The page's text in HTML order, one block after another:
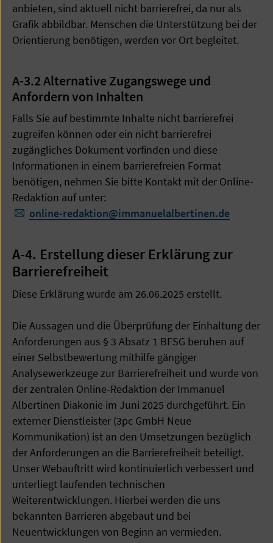
anbieten, sind aktuell nicht barrierefrei, da nur als
Grafik abbildbar. Menschen die Unterstützung bei der
Orientierung benötigen, werden vor Ort begleitet.
A-3.2 Alternative Zugangswege und
Anfordern von Inhalten
Falls Sie auf bestimmte Inhalte nicht barrierefrei
zugreifen können oder ein nicht barrierefrei
zugängliches Dokument vorfinden und diese
Informationen in einem barrierefreien Format
benötigen, nehmen Sie bitte Kontakt mit der Online-
Redaktion auf unter:
online-redaktion@immanuelalbertinen.de
A-4. Erstellung dieser Erklärung zur
Barrierefreiheit
Diese Erklärung wurde am 26.06.2025 erstellt.
Die Aussagen und die Überprüfung der Einhaltung der
Anforderungen aus § 3 Absatz 1 BFSG beruhen auf
einer Selbstbewertung mithilfe gängiger
Analysewerkzeuge zur Barrierefreiheit und wurde von
der zentralen Online-Redaktion der Immanuel
Albertinen Diakonie im Juni 2025 durchgeführt. Ein
externer Dienstleister (3pc GmbH Neue
Kommunikation) ist an den Umsetzungen bezüglich
der Anforderungen an die Barrierefreiheit beteiligt.
Unser Webauftritt wird kontinuierlich verbessert und
unterliegt laufenden technischen
Weiterentwicklungen. Hierbei werden die uns
bekannten Barrieren abgebaut und bei
Neuentwicklungen von Beginn an vermieden.